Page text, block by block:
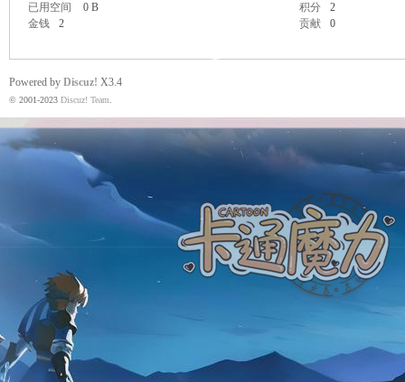
力
已用空间
0 B 积分
2
金钱
2 贡献 0
Powered by Discuz! X3.4
© 2001-2023 Discuz! Team